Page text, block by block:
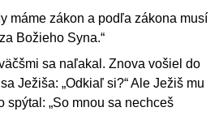
máme zákon a podľa zákona musí
Božieho Syna.“
sa naľakal. Znova vošiel do
Ježiša: „Odkiaľ si?“ Ale Ježiš mu
spýtal: „So mnou sa nechceš